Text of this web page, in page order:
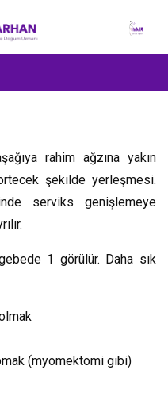
rahim ağzına yakın
şekilde yerleşmesi.
serviks genişlemeye
1 görülür. Daha sık
(myomektomi gibi)